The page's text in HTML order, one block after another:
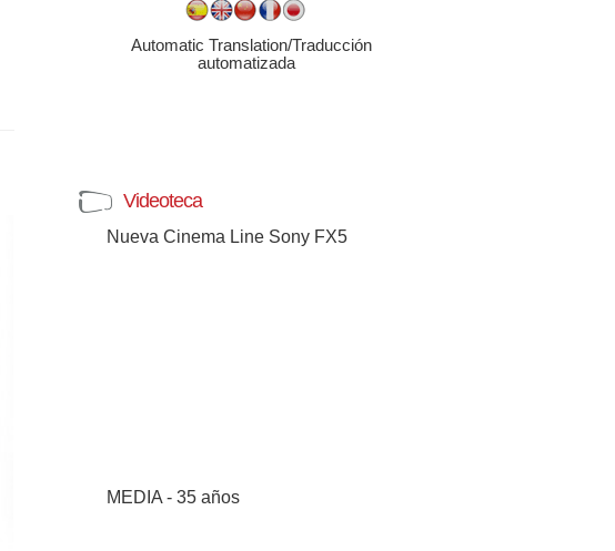
Automatic Translation/Traducción
automatizada
Videoteca
Nueva Cinema Line Sony FX5
MEDIA - 35 años